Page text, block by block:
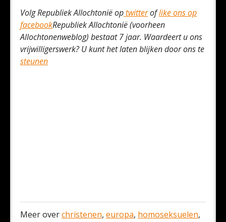
Volg Republiek Allochtonië optwitteroflike ons op
facebookRepubliek Allochtonië (voorheen
Allochtonenweblog) bestaat 7 jaar. Waardeert u ons
vrijwilligerswerk? U kunt het laten blijken door ons te
steunen
Meer overchristenen, europa, homoseksuelen,